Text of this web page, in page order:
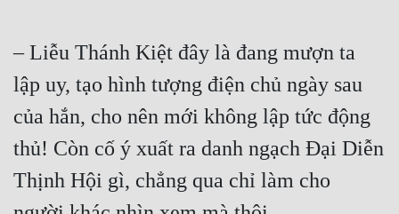
– Liễu Thánh Kiệt đây là đang mượn ta
lập uy, tạo hình tượng điện chủ ngày sau
của hắn, cho nên mới không lập tức động
thủ! Còn cố ý xuất ra danh ngạch Đại Diễn
Thịnh Hội gì, chẳng qua chỉ làm cho